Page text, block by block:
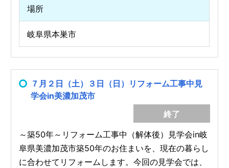
場所
岐阜県本巣市
７月２日（土）３日（日）リフォーム工事中見
学会in美濃加茂市
終了
～築50年～リフォーム工事中（解体後）見学会in岐
阜県美濃加茂市築50年のお住まいを、現在の暮らし
に合わせてリフォームします。今回の見学会では、